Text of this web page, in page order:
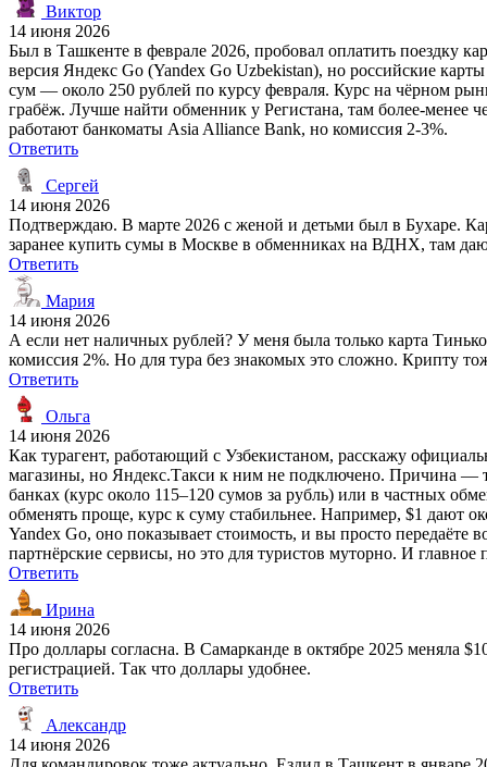
Виктор
14 июня 2026
Был в Ташкенте в феврале 2026, пробовал оплатить поездку
версия Яндекс Go (Yandex Go Uzbekistan), но российские
сум — около 250 рублей по курсу февраля. Курс на чёрном
грабёж. Лучше найти обменник у Регистана, там более-менее
работают банкоматы Asia Alliance Bank, но комиссия 2-3%.
Ответить
Сергей
14 июня 2026
Подтверждаю. В марте 2026 с женой и детьми был в Бухаре.
заранее купить сумы в Москве в обменниках на ВДНХ, там
Ответить
Мария
14 июня 2026
А если нет наличных рублей? У меня была только карта
комиссия 2%. Но для тура без знакомых это сложно. Крипту
Ответить
Ольга
14 июня 2026
Как турагент, работающий с Узбекистаном, расскажу
магазины, но Яндекс.Такси к ним не подключено. Причина —
банках (курс около 115–120 сумов за рубль) или в частных
обменять проще, курс к суму стабильнее. Например, $1 дают
Yandex Go, оно показывает стоимость, и вы просто
партнёрские сервисы, но это для туристов муторно. И
Ответить
Ирина
14 июня 2026
Про доллары согласна. В Самарканде в октябре 2025 меняла
регистрацией. Так что доллары удобнее.
Ответить
Александр
14 июня 2026